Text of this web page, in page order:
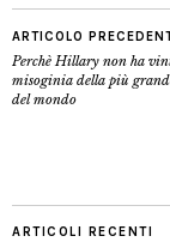
ARTICOLO
Perchè Hillary non ha
misoginia della più
del mondo
ARTICOLI RECENTI